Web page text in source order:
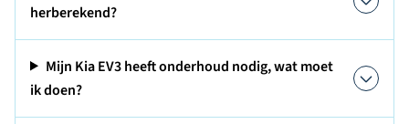
herberekend?
Mijn Kia EV3 heeft onderhoud nodig, wat moet
ik doen?